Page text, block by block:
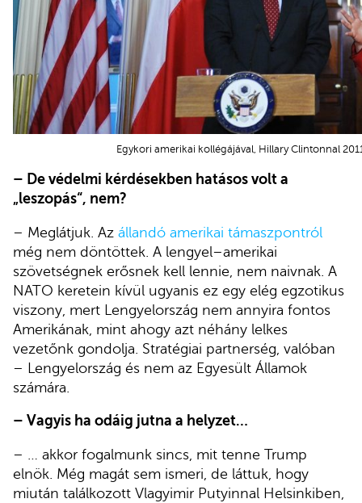
Egykori amerikai kollégájával, Hillary Clintonnal
– De védelmi kérdésekben hatásos volt a
„leszopás“, nem?
– Meglátjuk. Az állandó amerikai támaszpontról
még nem döntöttek. A lengyel–amerikai
szövetségnek erősnek kell lennie, nem naivnak. A
NATO keretein kívül ugyanis ez egy elég egzotikus
viszony, mert Lengyelország nem annyira fontos
Amerikának, mint ahogy azt néhány lelkes
vezetőnk gondolja. Stratégiai partnerség, valóban
– Lengyelország és nem az Egyesült Államok
számára.
– Vagyis ha odáig jutna a helyzet…
– … akkor fogalmunk sincs, mit tenne Trump
elnök. Még magát sem ismeri, de láttuk, hogy
miután találkozott Vlagyimir Putyinnal Helsinkiben,